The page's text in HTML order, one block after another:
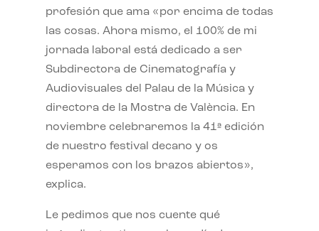
profesión que ama «por encima de todas
las cosas. Ahora mismo, el 100% de mi
jornada laboral está dedicado a ser
Subdirectora de Cinematografía y
Audiovisuales del Palau de la Música y
directora de la Mostra de València. En
noviembre celebraremos la 41ª edición
de nuestro festival decano y os
esperamos con los brazos abiertos»,
explica.
Le pedimos que nos cuente qué